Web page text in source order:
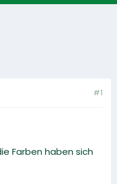
#1
Farben haben sich